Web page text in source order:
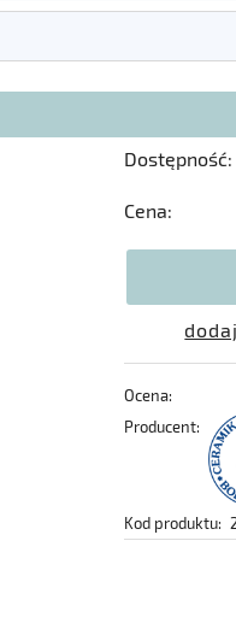
Dostępność:
Cena:
Ocena:
Producent:
Kod produktu: